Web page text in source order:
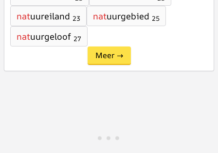
natuureiland 23 natuurgebied 25
natuurgeloof 27
Meer →